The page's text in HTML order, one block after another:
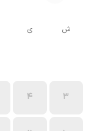
ش ی
3
4